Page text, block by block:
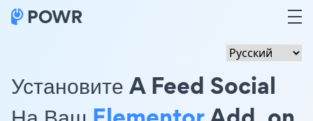
Установите A Feed Social